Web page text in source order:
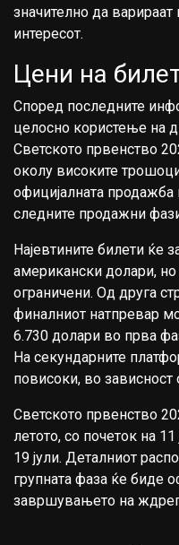
значително да
интересот.
Цени на
Според последните
целосно користење на
Светското првенство
околу високите
официјалната
следните продажни
Најевтините билети ќе
американски долари,
ограничени. Од друга
финалниот натпревар
6.730 долари во прва
На секундарните
повисоки, во зависност
Светското првенство
летото, со почеток на
19 јули. Деталниот
групната фаза ќе биде
завршувањето на